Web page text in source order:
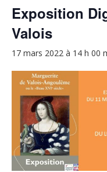
Exposition
Valois
17 mars 2022 à 14 h 00